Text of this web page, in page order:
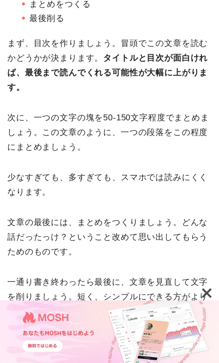
まとめをつくる
最後削る
まず、目次を作りましょう。冒頭でこの文章を読む
かどうかが決まります。 タイトルと目次が面白けれ
ば、最後まで読んでくれる可能性が大幅に上がりま
す。
次に、一つの文字の塊を50-150文字程度でまとめま
しょう。この文章のように、一つの段落をこの程度
にまとめましょう。
少なすぎても、多すぎても、スマホでは読みにくく
なります。
文章の最後には、まとめをつくりましょう。どんな
話だったっけ？ということ改めて思い出してもらう
ためのものです。
一通り書き終わったら最後に、文章を見直して文字
を削りましょう。短く、シンプルにできる方がより
好ましいです。
以上が、「メモ帳一つで効率2倍！ブログが苦手な
人のための読まれる文章の書き方をまとめてみた」
活用事例 ウェビナー・イベント